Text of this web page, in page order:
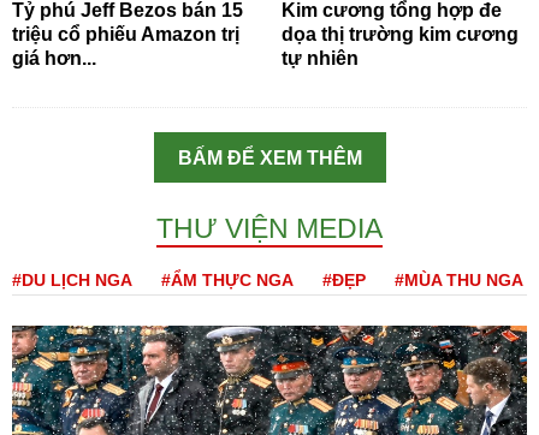
Tỷ phú Jeff Bezos bán 15
triệu cổ phiếu Amazon trị
giá hơn...
Kim cương tổng hợp đe
dọa thị trường kim cương
tự nhiên
BẤM ĐỂ XEM THÊM
THƯ VIỆN MEDIA
#DU LỊCH NGA #ẨM THỰC NGA #ĐẸP #MÙA THU NGA